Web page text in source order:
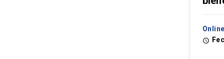
access_time